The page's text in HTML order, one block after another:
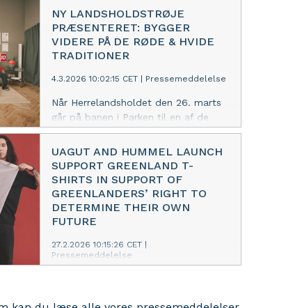
over the next two years.
NY LANDSHOLDSTRØJE
PRÆSENTERET: BYGGER
VIDERE PÅ DE RØDE & HVIDE
TRADITIONER
4.3.2026 10:02:15 CET Pressemeddelelse
Når Herrelandsholdet den 26. marts
går på banen i Parken til en af de
vigtigste kampe i mange år, bliver det
iført en ny landsholdstrøje.
UAGUT AND HUMMEL LAUNCH
SUPPORT GREENLAND T-
SHIRTS IN SUPPORT OF
GREENLANDERS’ RIGHT TO
DETERMINE THEIR OWN
FUTURE
27.2.2026 10:15:26 CET |
Pressemeddelelse